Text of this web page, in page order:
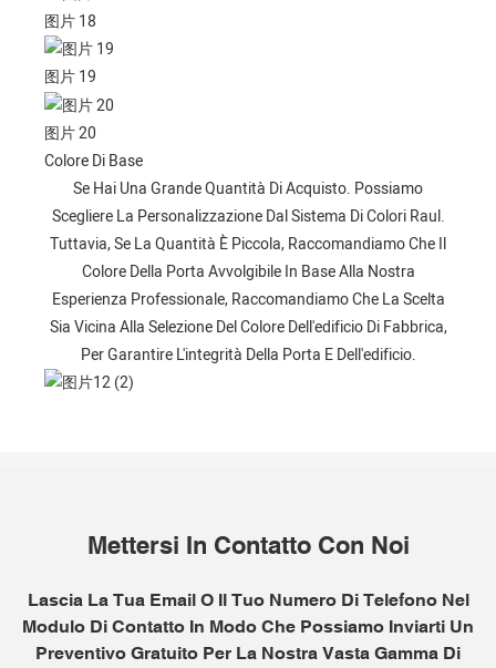
图片 18
图片 19
图片 20
Colore Di Base
Se Hai Una Grande Quantità Di Acquisto. Possiamo
Scegliere La Personalizzazione Dal Sistema Di Colori Raul.
Tuttavia, Se La Quantità È Piccola, Raccomandiamo Che Il
Colore Della Porta Avvolgibile In Base Alla Nostra
Esperienza Professionale, Raccomandiamo Che La Scelta
Sia Vicina Alla Selezione Del Colore Dell'edificio Di Fabbrica,
Per Garantire L'integrità Della Porta E Dell'edificio.
Mettersi In Contatto Con Noi
Lascia La Tua Email O Il Tuo Numero Di Telefono Nel
Modulo Di Contatto In Modo Che Possiamo Inviarti Un
Preventivo Gratuito Per La Nostra Vasta Gamma Di